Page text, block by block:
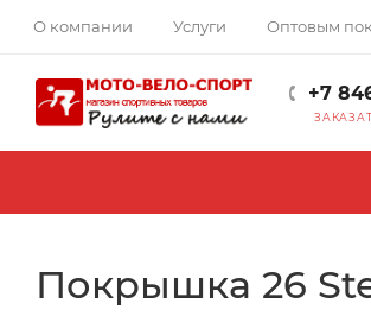
О компании Услуги Оптовым
+7
Покрышка 26